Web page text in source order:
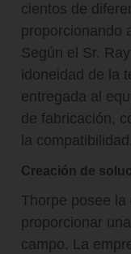
cientos de
proporcionando
Según el Sr.
idoneidad de la
entregada al
de fabricación,
la compatibilidad.
Creación de
Thorpe posee
proporcionar
campo. La